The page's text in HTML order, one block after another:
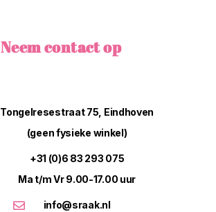
Neem contact op
Tongelresestraat 75, Eindhoven
(geen fysieke winkel)
+31 (0)6 83 293 075
Ma t/m Vr 9.00-17.00 uur
info@sraak.nl